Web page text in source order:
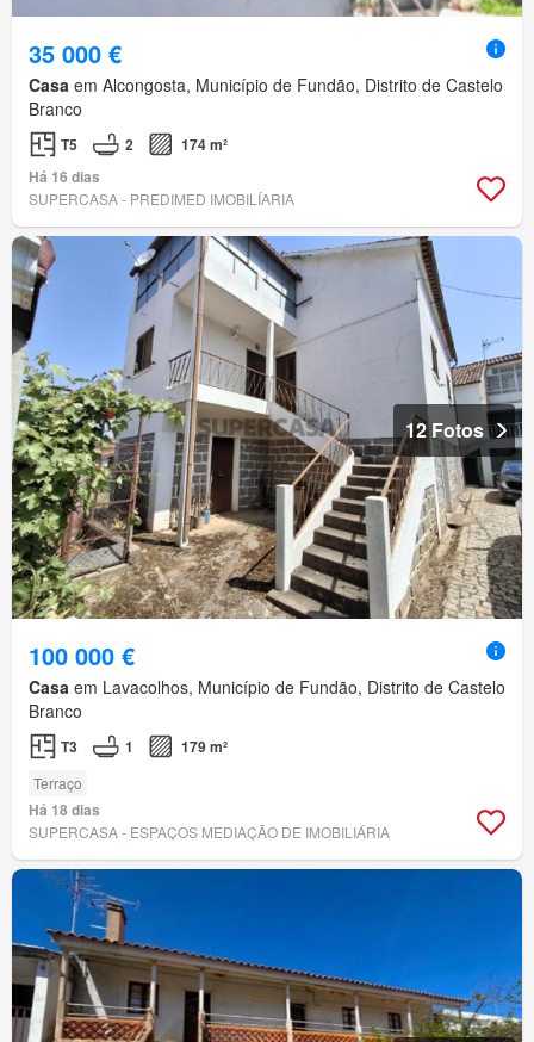
35 000 €
Casa em Alcongosta, Município de Fundão, Distrito de Castelo
Branco
T5 2
174 m²
Há 16 dias
SUPERCASA - PREDIMED IMOBILÍARIA
12 Fotos
100 000 €
Casa em Lavacolhos, Município de Fundão, Distrito de Castelo
Branco
T3 1 179 m²
Terraço
Há 18 dias
SUPERCASA - ESPAÇOS MEDIAÇÃO DE IMOBILIÁRIA